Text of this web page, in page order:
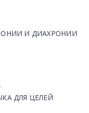
И ДИАХРОНИИ
ДЛЯ ЦЕЛЕЙ